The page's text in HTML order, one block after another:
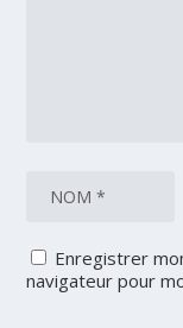
Enregistrer
navigateur pour